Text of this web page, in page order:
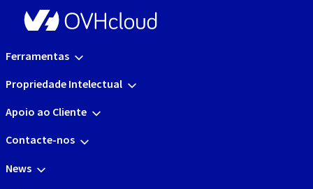
Ferramentas
Propriedade Intelectual
Apoio ao Cliente
Contacte-nos
News